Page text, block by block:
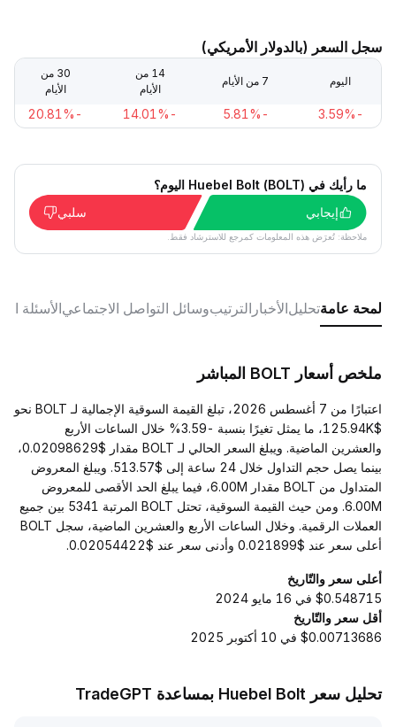
سجل السعر (بالدولار الأمريكي)
اليوم 7 من الأيام
14 من
الأيام
30 من
الأيام
-3.59%
-5.81%
-14.01%
-20.81%
ما رأيك في Huebel Bolt (BOLT) اليوم؟
إيجابي
سلبي
ملاحظة: تُعرَض هذه المعلومات كمرجع للاسترشاد فقط.
لمحة عامةتحليلالأخبار الترتيبوسائل التواصل الاجتماعيالأسئلة
ملخص أسعار BOLT المباشر
اعتبارًا من 7 أغسطس 2026، تبلغ القيمة السوقية الإجمالية لـ BOLT نحو
$125.94K، ما يمثل تغيرًا بنسبة -3.59% خلال الساعات الأربع
والعشرين الماضية. ويبلغ السعر الحالي لـ BOLT مقدار $0.02098629،
بينما يصل حجم التداول خلال 24 ساعة إلى $513.57. ويبلغ المعروض
المتداول من BOLT مقدار 6.00M، فيما يبلغ الحد الأقصى للمعروض
6.00M. ومن حيث القيمة السوقية، تحتل BOLT المرتبة 5341 بين جميع
العملات الرقمية. وخلال الساعات الأربع والعشرين الماضية، سجل BOLT
أعلى سعر عند $0.021899 وأدنى سعر عند $0.02054422.
أعلى سعر والتّاريخ
$0.548715 في 16 مايو 2024
أقل سعر والتّاريخ
$0.00713686 في 10 أكتوبر 2025
تحليل سعر Huebel Bolt بمساعدة TradeGPT